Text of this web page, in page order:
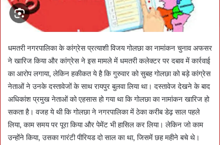
धमतरी नगरपालिका के कांग्रेस प्रत्याशी विजय गोलछा का नामांकन चुनाव अफसर
ने खारिज किया और कांग्रेस ने इस मामले में धमतरी कलेक्टर पर दबाव में कार्रवाई
का आरोप लगाया, लेकिन हकीकत ये है कि गुरुवार को सुबह गोलछा को बड़े कांग्रेस
नेताओं ने उनके दस्तावेजों के साथ रायपुर बुलवा लिया था। दस्तावेज देखने के बाद
अधिकांश प्रमुख नेताओं को एहसास हो गया था कि गोलछा का नामांकन खारिज हो
सकता है। वजह ये थी कि गोलछा ने नगरपालिका में ठेका करीब डेढ़ साल पहले
लिया, काम समय पर पूरा किया और पेमेंट भी हासिल कर लिया। लेकिन जो काम
उन्होंने किया, उसका गारंटी पीरियड दो साल का था, जिसमें छह महीने बचे थे।